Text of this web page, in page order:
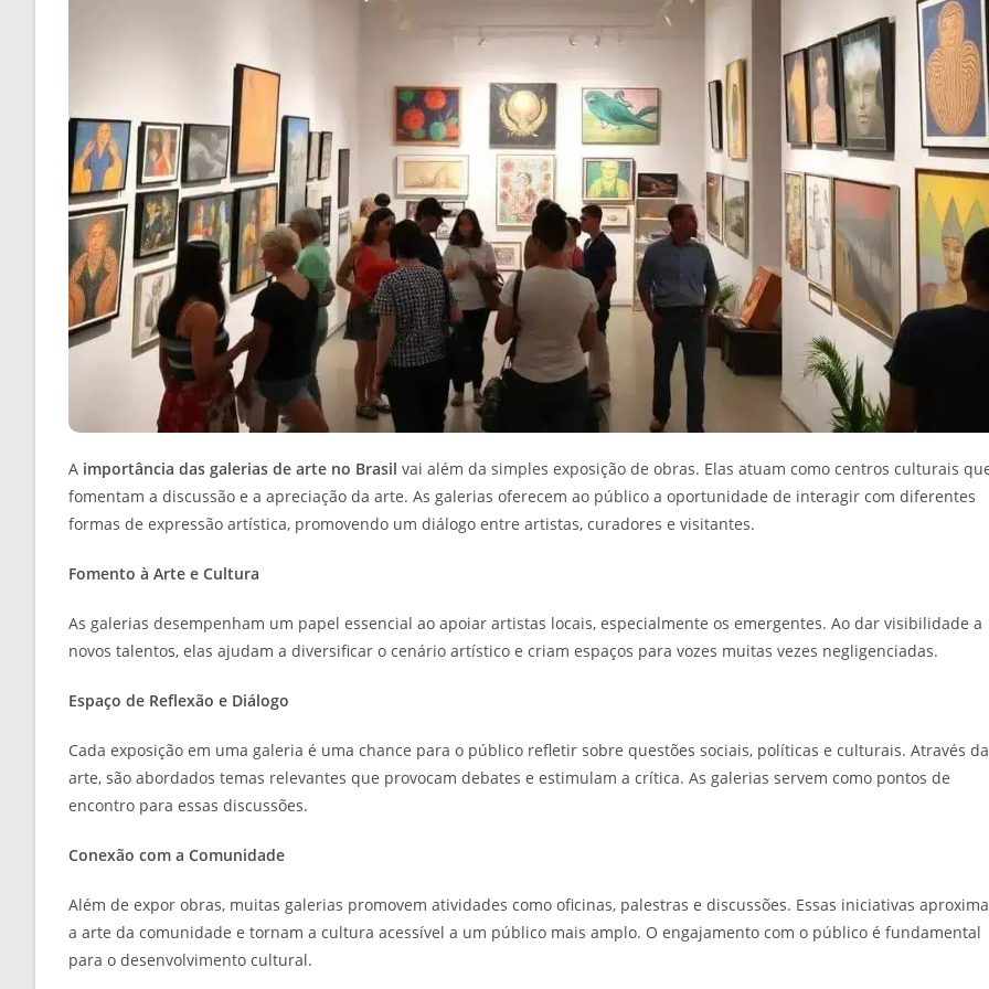
A importância das galerias de arte no Brasil vai além da simples exposição de obras. Elas atuam como centros culturais
fomentam a discussão e a apreciação da arte. As galerias oferecem ao público a oportunidade de interagir com diferentes
formas de expressão artística, promovendo um diálogo entre artistas, curadores e visitantes.
Fomento à Arte e Cultura
As galerias desempenham um papel essencial ao apoiar artistas locais, especialmente os emergentes. Ao dar visibilidade a
novos talentos, elas ajudam a diversificar o cenário artístico e criam espaços para vozes muitas vezes negligenciadas.
Espaço de Reflexão e Diálogo
Cada exposição em uma galeria é uma chance para o público refletir sobre questões sociais, políticas e culturais. Através da
arte, são abordados temas relevantes que provocam debates e estimulam a crítica. As galerias servem como pontos de
encontro para essas discussões.
Conexão com a Comunidade
Além de expor obras, muitas galerias promovem atividades como oficinas, palestras e discussões. Essas iniciativas
a arte da comunidade e tornam a cultura acessível a um público mais amplo. O engajamento com o público é fundamental
para o desenvolvimento cultural.